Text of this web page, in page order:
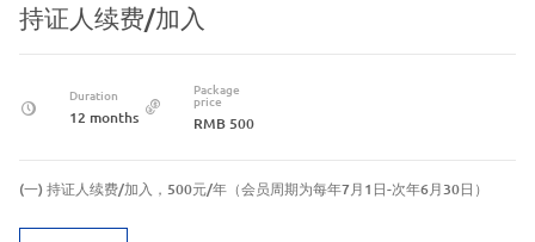
持证人续费/加入
Duration
12 months
Package
price
RMB 500
(一) 持证人续费/加入，500元/年（会员周期为每年7月1日-次年6月30日）